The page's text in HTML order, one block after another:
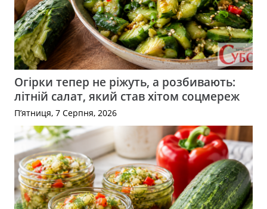
Огірки тепер не ріжуть, а розбивають:
літній салат, який став хітом соцмереж
П’ятниця, 7 Серпня, 2026